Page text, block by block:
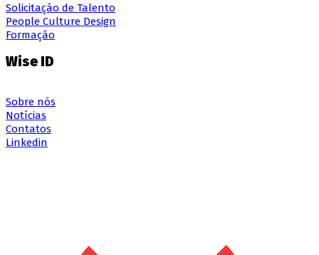
Solicitação de Talento
People Culture Design
Formação
Wise ID
Sobre nós
Notícias
Contatos
Linkedin